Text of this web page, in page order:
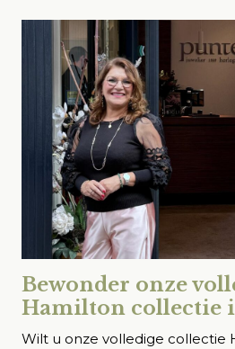
Bewonder onze
Hamilton collectie
Wilt u onze volledige collectie